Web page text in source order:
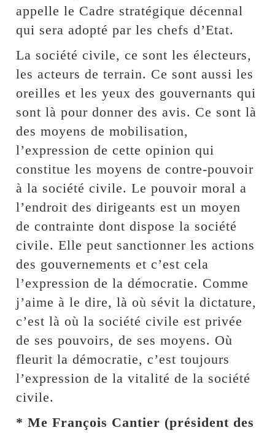
appelle le Cadre stratégique décennal
qui sera adopté par les chefs d’Etat.
La société civile, ce sont les électeurs,
les acteurs de terrain. Ce sont aussi les
oreilles et les yeux des gouvernants qui
sont là pour donner des avis. Ce sont là
des moyens de mobilisation,
l’expression de cette opinion qui
constitue les moyens de contre-pouvoir
à la société civile. Le pouvoir moral a
l’endroit des dirigeants est un moyen
de contrainte dont dispose la société
civile. Elle peut sanctionner les actions
des gouvernements et c’est cela
l’expression de la démocratie. Comme
j’aime à le dire, là où sévit la dictature,
c’est là où la société civile est privée
de ses pouvoirs, de ses moyens. Où
fleurit la démocratie, c’est toujours
l’expression de la vitalité de la société
civile.
* Me François Cantier (président des